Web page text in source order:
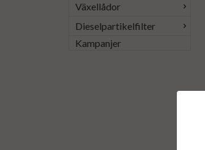
Växellådor
Dieselpartikelfilter
Kampanjer